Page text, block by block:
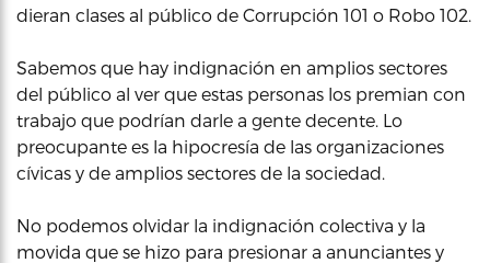
dieran clases al público de Corrupción 101 o Robo 102.
Sabemos que hay indignación en amplios sectores
del público al ver que estas personas los premian con
trabajo que podrían darle a gente decente. Lo
preocupante es la hipocresía de las organizaciones
cívicas y de amplios sectores de la sociedad.
No podemos olvidar la indignación colectiva y la
movida que se hizo para presionar a anunciantes y